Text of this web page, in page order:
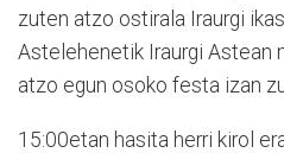
zuten atzo ostirala Iraurgi
Astelehenetik Iraurgi Astean
atzo egun osoko festa izan
15:00etan hasita herri kirol